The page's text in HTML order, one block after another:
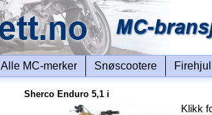
Alle MC-merker Snøscootere
Sherco Enduro 5,1 i
Klikk